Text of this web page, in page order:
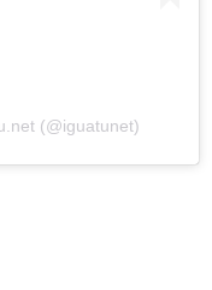
(@iguatunet)